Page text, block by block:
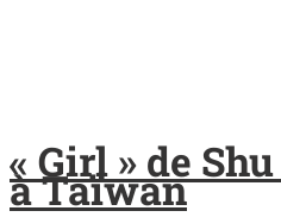
« Girl » de
à Taïwan